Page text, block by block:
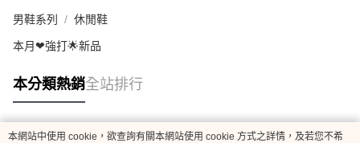
男鞋系列 休閒鞋
本月❤強打🌟新品
本分類熱銷全站排行
本網站中使用 cookie，欲查詢有關本網站使用 cookie 方式之詳情，及若您不希